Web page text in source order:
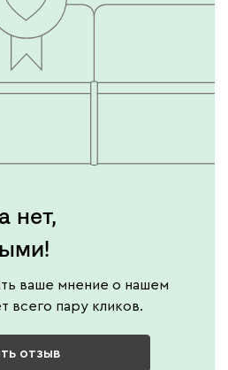
нет,
ваше мнение о нашем
всего пару кликов.
отзыв